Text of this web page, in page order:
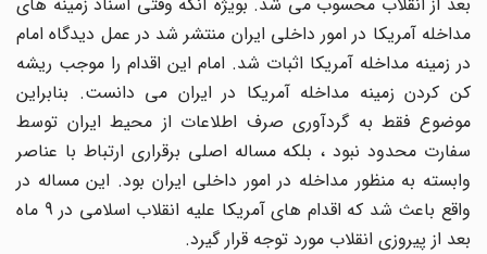
مداخله آمریکا در امور داخلی ایران منتشر شد در عمل دیدگاه امام
در زمینه مداخله آمریکا اثبات شد. امام این اقدام را موجب ریشه
کن کردن زمینه مداخله آمریکا در ایران می دانست. بنابراین
موضوع فقط به گردآوری صرف اطلاعات از محیط ایران توسط
سفارت محدود نبود ، بلکه مساله اصلی برقراری ارتباط با عناصر
وابسته به منظور مداخله در امور داخلی ایران بود. این مساله در
واقع باعث شد که اقدام های آمریکا علیه انقلاب اسلامی در 9 ماه
بعد از پیروزی انقلاب مورد توجه قرار گیرد.